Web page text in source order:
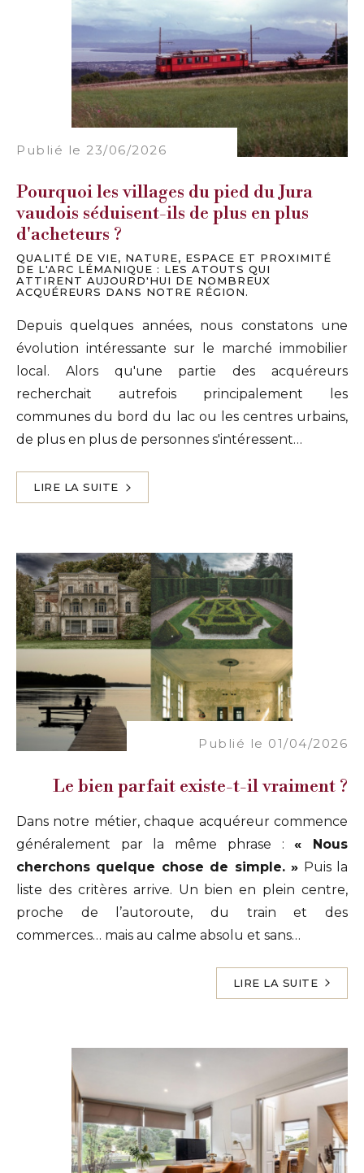
Publié le 23/06/2026
Pourquoi les villages du pied du Jura
vaudois séduisent-ils de plus en plus
d'acheteurs ?
QUALITÉ DE VIE, NATURE, ESPACE ET PROXIMITÉ
DE L'ARC LÉMANIQUE : LES ATOUTS QUI
ATTIRENT AUJOURD'HUI DE NOMBREUX
ACQUÉREURS DANS NOTRE RÉGION.
Depuis quelques années, nous constatons une
évolution intéressante sur le marché immobilier
local. Alors qu'une partie des acquéreurs
recherchait autrefois principalement les
communes du bord du lac ou les centres urbains,
de plus en plus de personnes s'intéressent…
LIRE LA SUITE
Publié le 01/04/2026
Le bien parfait existe-t-il vraiment ?
Dans notre métier, chaque acquéreur commence
généralement par la même phrase :« Nous
cherchons quelque chose de simple. » Puis la
liste des critères arrive. Un bien en plein centre,
proche de l’autoroute, du train et des
commerces… mais au calme absolu et sans…
LIRE LA SUITE